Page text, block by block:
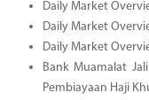
Daily Market
Daily Market
Daily Market
Bank Muamalat
Pembiayaan Haji